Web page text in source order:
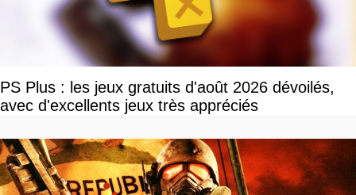
PS Plus : les jeux gratuits d'août 2026 dévoilés,
avec d'excellents jeux très appréciés